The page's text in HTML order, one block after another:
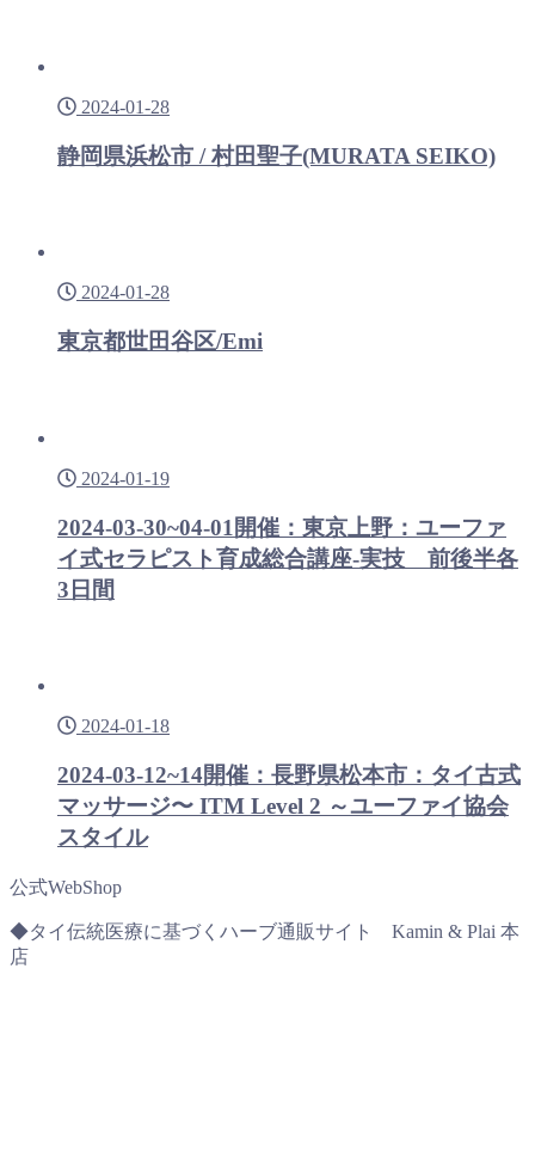
2024-01-28
静岡県浜松市 / 村田聖子(MURATA SEIKO)
2024-01-28
東京都世田谷区/Emi
2024-01-19
2024-03-30~04-01開催：東京上野：ユーファ
イ式セラピスト育成総合講座-実技 前後半各
3日間
2024-01-18
2024-03-12~14開催：長野県松本市：タイ古式
マッサージ〜 ITM Level 2 ～ユーファイ協会
スタイル
公式WebShop
◆タイ伝統医療に基づくハーブ通販サイト Kamin & Plai 本
店